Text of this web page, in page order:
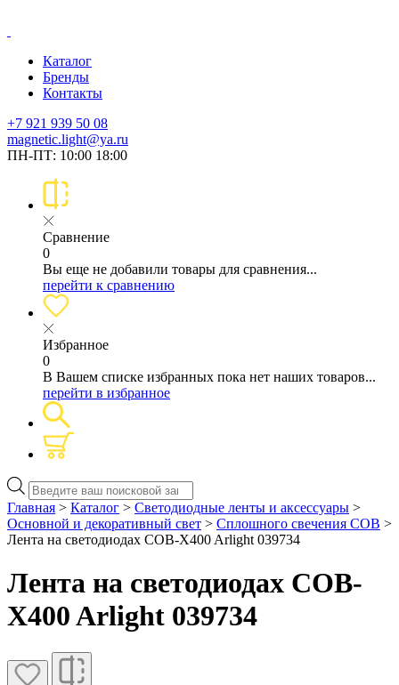
Каталог
Бренды
Контакты
+7 921 939 50 08
magnetic.light@ya.ru
ПН-ПТ: 10:00 18:00
Сравнение
0
Вы еще не добавили товары для сравнения...
перейти к сравнению
Избранное
0
В Вашем списке избранных пока нет наших товаров...
перейти в избранное
Поиск
товаров
Главная > Каталог > Светодиодные ленты и аксессуары >
Основной и декоративный свет > Сплошного свечения COB >
Лента на светодиодах COB-X400 Arlight 039734
Лента на светодиодах COB-
X400 Arlight 039734